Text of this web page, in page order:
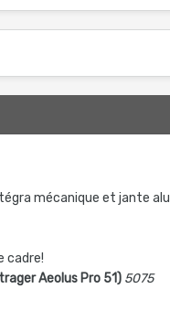
mécanique et jante alu
cadre!
Aeolus Pro 51) 5075